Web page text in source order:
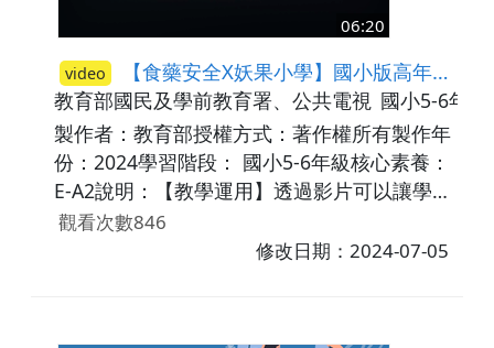
點】 01:06 1.我與食安的距離-選擇檢驗合格
的食品，認識食品標章 03:51 2.食安事件共
通點+食界角色追追追-黑心食品帶來的危害與
共通點 04:37 3.改變食界我最行-認識食安環
境的各個角色，注意吃下去的食品，及時檢舉
黑心食品 07:03 延伸互動-購買的食品上是否
有食品標章？【交通安全教案手冊】◆ 【安全
06:20
video 【食藥安全X妖果小學】國小版高年級 EP03 蒙面人的快樂粉
教育部國民及學前教育署、公共電視 國小5-6年級
製作者：教育部授權方式：著作權所有製作年
份：2024學習階段： 國小5-6年級核心素養：
E-A2說明：【教學運用】透過影片可以讓學生
認識分辨黑心食品及食安事件對個人、家庭及
社會的影響。以及覺知各種食藥妝誤用所帶來
觀看次數846
修改日期：2024-07-05